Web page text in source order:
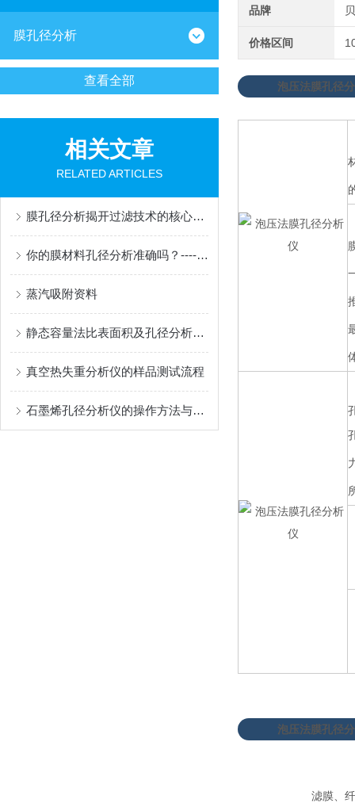
膜孔径分析
查看全部
相关文章
RELATED ARTICLES
膜孔径分析揭开过滤技术的核心面纱
你的膜材料孔径分析准确吗？----深入研究孔径几种测试方法
蒸汽吸附资料
静态容量法比表面积及孔径分析测试过程及原理
真空热失重分析仪的样品测试流程
石墨烯孔径分析仪的操作方法与注意事项
品牌
价格区间
泡压法膜孔径
泡压法膜孔径
滤膜、